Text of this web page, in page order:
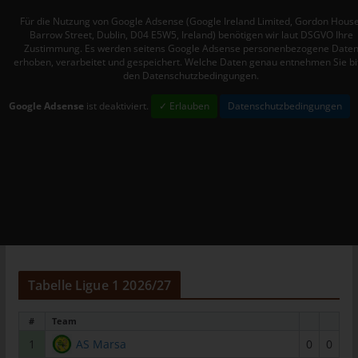
Für die Nutzung von Google Adsense (Google Ireland Limited, Gordon
Barrow Street, Dublin, D04 E5W5, Ireland) benötigen wir laut DSGVO Ihre
Zustimmung. Es werden seitens Google Adsense personenbezogene Daten
erhoben, verarbeitet und gespeichert. Welche Daten genau entnehmen Sie
den Datenschutzbedingungen.
Google Adsense ist deaktiviert. ✓ Erlauben Datenschutzbedingungen
Tabelle Ligue 1 2026/27
# Team
1 AS Marsa 0
0
h) Auftragsverarbeiter
Auftragsverarbeiter ist eine natürliche oder juristische Person,
Behörde, Einrichtung oder andere Stelle, die personenbezogene
jedoch nicht als Empfänger.
j) Dritter
Dritter ist eine natürliche oder juristische Person, Behörde,
Einrichtung oder andere Stelle außer der betroffenen Person,